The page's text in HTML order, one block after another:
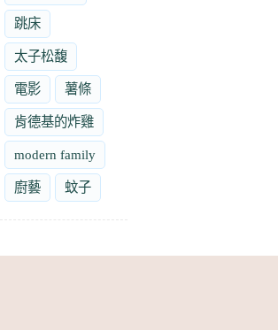
跳床
太子松馥
電影 薯條
肯德基的炸雞
modern family
廚藝 蚊子